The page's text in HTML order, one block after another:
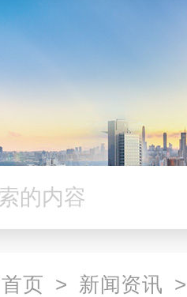
首页 > 新闻资讯